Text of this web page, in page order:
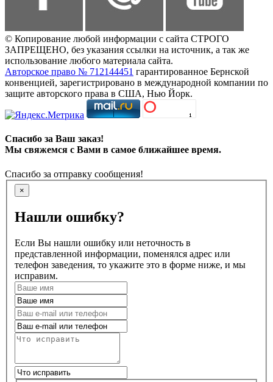
© Копирование любой информации с сайта СТРОГО
ЗАПРЕЩЕНО, без указания ссылки на источник, а так же
использование любого материала сайта.
Авторское право № 712144451 гарантированное Бернской
конвенцией, зарегистрировано в международной компании по
защите авторского права в США, Нью Йорк.
Спасибо за Ваш заказ!
Мы свяжемся с Вами в самое ближайшее время.
Спасибо за отправку сообщения!
×
Нашли ошибку?
Если Вы нашли ошибку или неточность в
представленной информации, поменялся адрес или
телефон заведения, то укажите это в форме ниже, и мы
исправим.